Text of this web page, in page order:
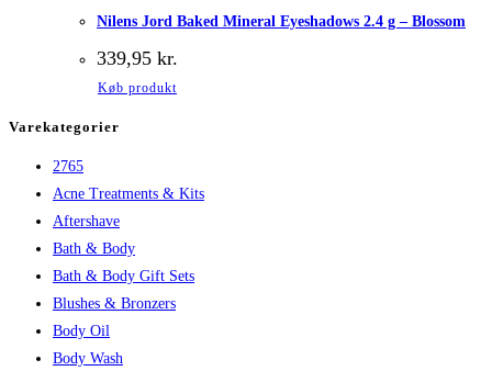
Nilens Jord Baked Mineral Eyeshadows 2.4 g – Blossom
339,95 kr.
Køb produkt
Varekategorier
2765
Acne Treatments & Kits
Aftershave
Bath & Body
Bath & Body Gift Sets
Blushes & Bronzers
Body Oil
Body Wash